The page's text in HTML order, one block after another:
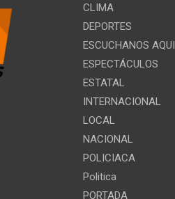
CLIMA
DEPORTES
ESCUCHANOS AQUI
ESPECTÁCULOS
ESTATAL
INTERNACIONAL
LOCAL
NACIONAL
POLICIACA
Politica
PORTADA